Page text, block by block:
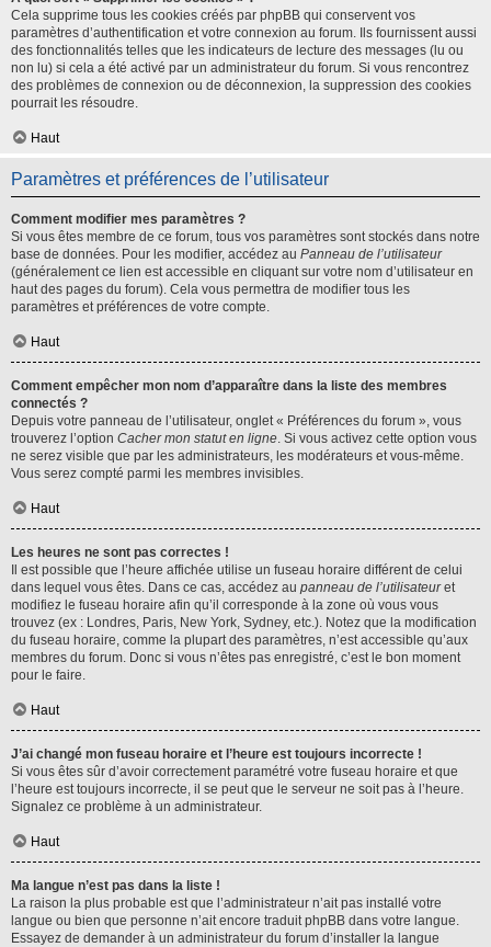
Cela supprime tous les cookies créés par phpBB qui conservent vos
paramètres d’authentification et votre connexion au forum. Ils fournissent aussi
des fonctionnalités telles que les indicateurs de lecture des messages (lu ou
non lu) si cela a été activé par un administrateur du forum. Si vous rencontrez
des problèmes de connexion ou de déconnexion, la suppression des cookies
pourrait les résoudre.
Haut
Paramètres et préférences de l’utilisateur
Comment modifier mes paramètres ?
Si vous êtes membre de ce forum, tous vos paramètres sont stockés dans notre
base de données. Pour les modifier, accédez au Panneau de l’utilisateur
(généralement ce lien est accessible en cliquant sur votre nom d’utilisateur en
haut des pages du forum). Cela vous permettra de modifier tous les
paramètres et préférences de votre compte.
Haut
Comment empêcher mon nom d’apparaître dans la liste des membres
connectés ?
Depuis votre panneau de l’utilisateur, onglet « Préférences du forum », vous
trouverez l’option Cacher mon statut en ligne. Si vous activez cette option vous
ne serez visible que par les administrateurs, les modérateurs et vous-même.
Vous serez compté parmi les membres invisibles.
Haut
Les heures ne sont pas correctes !
Il est possible que l’heure affichée utilise un fuseau horaire différent de celui
dans lequel vous êtes. Dans ce cas, accédez au panneau de l’utilisateuret
modifiez le fuseau horaire afin qu’il corresponde à la zone où vous vous
trouvez (ex : Londres, Paris, New York, Sydney, etc.). Notez que la modification
du fuseau horaire, comme la plupart des paramètres, n’est accessible qu’aux
membres du forum. Donc si vous n’êtes pas enregistré, c’est le bon moment
pour le faire.
Haut
J’ai changé mon fuseau horaire et l’heure est toujours incorrecte !
Si vous êtes sûr d’avoir correctement paramétré votre fuseau horaire et que
l’heure est toujours incorrecte, il se peut que le serveur ne soit pas à l’heure.
Signalez ce problème à un administrateur.
Haut
Ma langue n’est pas dans la liste !
La raison la plus probable est que l’administrateur n’ait pas installé votre
langue ou bien que personne n’ait encore traduit phpBB dans votre langue.
Essayez de demander à un administrateur du forum d’installer la langue